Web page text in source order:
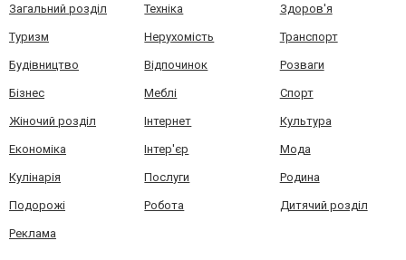
Загальний розділ Техніка Здоров'я
Туризм Нерухомість Транспорт
Будівництво Відпочинок Розваги
Бізнес Меблі Спорт
Жіночий розділ Інтернет Культура
Економіка Інтер'єр Мода
Кулінарія Послуги Родина
Подорожі Робота Дитячий розділ
Реклама